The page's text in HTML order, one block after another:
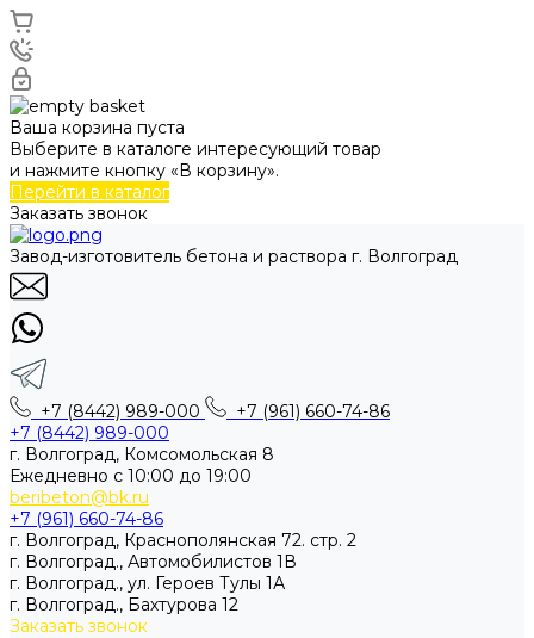
Ваша корзина пуста
Выберите в каталоге интересующий товар
и нажмите кнопку «В корзину».
Перейти в каталог
Заказать звонок
Завод-изготовитель бетона и раствора г. Волгоград
+7 (8442) 989-000
+7 (961) 660-74-86
+7 (8442) 989-000
г. Волгоград, Комсомольская 8
Ежедневно с 10:00 до 19:00
beribeton@bk.ru
+7 (961) 660-74-86
г. Волгоград, Краснополянская 72. стр. 2
г. Волгоград., Автомобилистов 1В
г. Волгоград., ул. Героев Тулы 1А
г. Волгоград., Бахтурова 12
Заказать звонок